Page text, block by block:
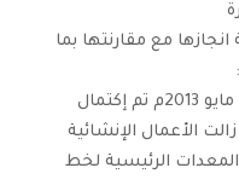
مع مقارنتها بما
منذ بدء تنفيذ أعمال المشروع فى مايو 2013م تم إكتمال
الأعمال الإنشائية
الرئيسية لخط